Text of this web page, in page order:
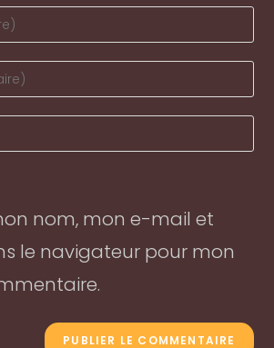
nom, mon e-mail et
le navigateur pour mon